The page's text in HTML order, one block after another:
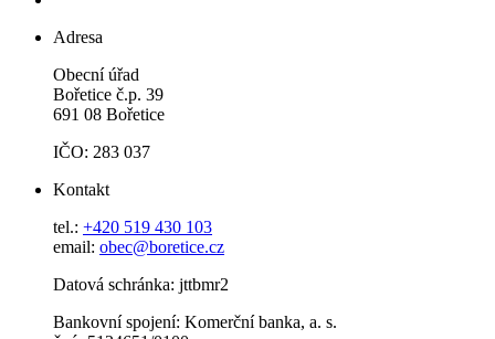
Adresa
Obecní úřad
Bořetice č.p. 39
691 08 Bořetice
IČO: 283 037
Kontakt
tel.: +420 519 430 103
email: obec@boretice.cz
Datová schránka: jttbmr2
Bankovní spojení: Komerční banka, a. s.